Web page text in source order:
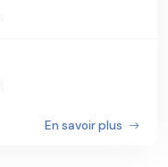
En savoir plus